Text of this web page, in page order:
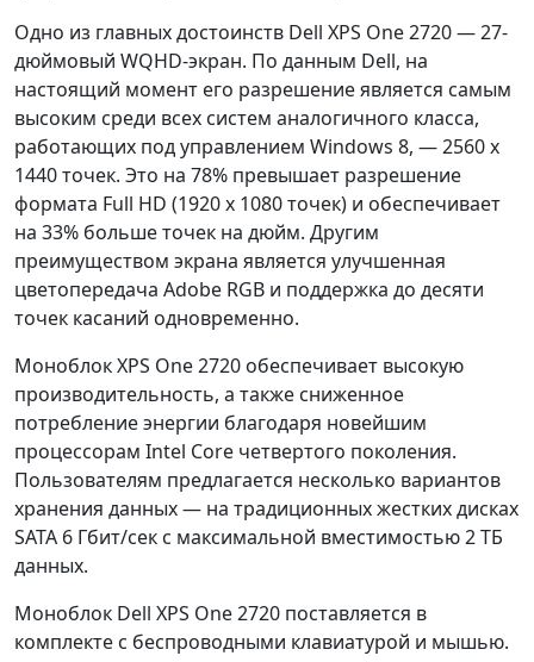
Одно из главных достоинств Dell XPS One 2720 — 27-
дюймовый WQHD-экран. По данным Dell, на
настоящий момент его разрешение является самым
высоким среди всех систем аналогичного класса,
работающих под управлением Windows 8, — 2560 x
1440 точек. Это на 78% превышает разрешение
формата Full HD (1920 x 1080 точек) и обеспечивает
на 33% больше точек на дюйм. Другим
преимуществом экрана является улучшенная
цветопередача Adobe RGB и поддержка до десяти
точек касаний одновременно.
Моноблок XPS One 2720 обеспечивает высокую
производительность, а также сниженное
потребление энергии благодаря новейшим
процессорам Intel Core четвертого поколения.
Пользователям предлагается несколько вариантов
хранения данных — на традиционных жестких дисках
SATA 6 Гбит/сек с максимальной вместимостью 2 ТБ
данных.
Моноблок Dell XPS One 2720 поставляется в
комплекте с беспроводными клавиатурой и мышью.